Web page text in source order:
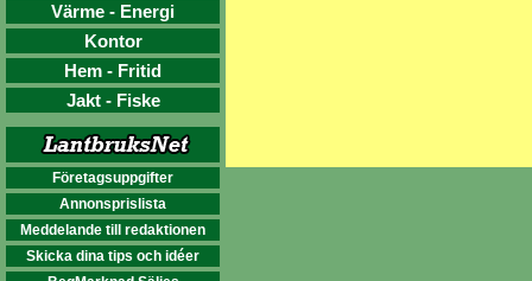
Värme - Energi
Kontor
Hem - Fritid
Jakt - Fiske
Företagsuppgifter
Annonsprislista
Meddelande till redaktionen
Skicka dina tips och idéer